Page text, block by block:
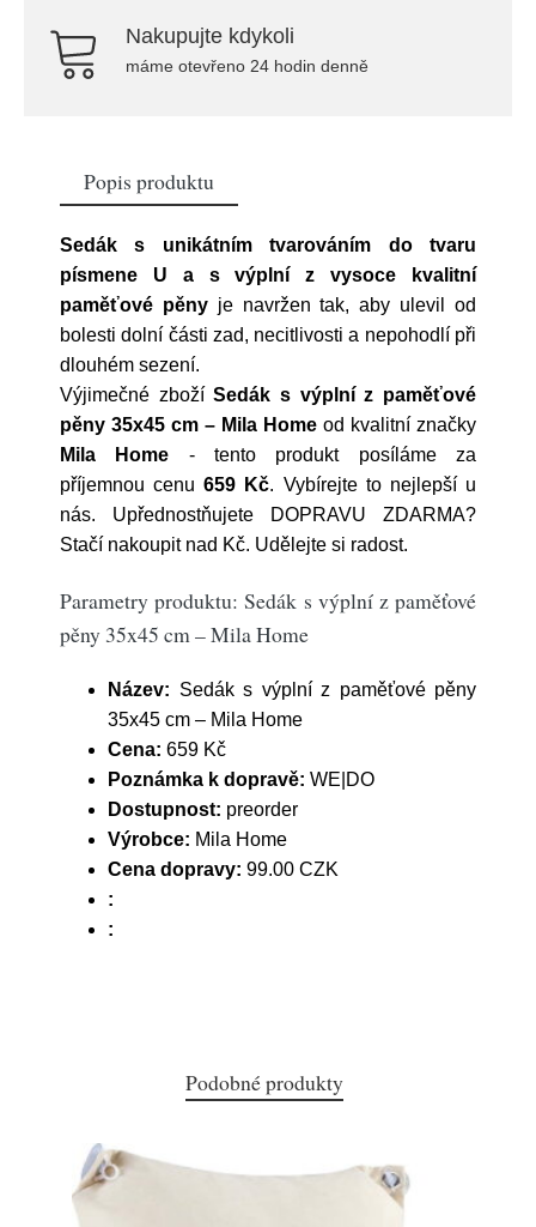
Nakupujte kdykoli
máme otevřeno 24 hodin denně
Popis produktu
Sedák s unikátním tvarováním do tvaru
písmene U a s výplní z vysoce kvalitní
paměťové pěnyje navržen tak, aby ulevil od
bolesti dolní části zad, necitlivosti a nepohodlí při
dlouhém sezení.
Výjimečné zbožíSedák s výplní z paměťové
pěny 35x45 cm – Mila Home od kvalitní značky
Mila Home - tento produkt posíláme za
příjemnou cenu659 Kč. Vybírejte to nejlepší u
nás. Upřednostňujete DOPRAVU ZDARMA?
Stačí nakoupit nad Kč. Udělejte si radost.
Parametry produktu: Sedák s výplní z paměťové
pěny 35x45 cm – Mila Home
Název: Sedák s výplní z paměťové pěny
35x45 cm – Mila Home
Cena: 659 Kč
Poznámka k dopravě: WE|DO
Dostupnost: preorder
Výrobce: Mila Home
Cena dopravy: 99.00 CZK
:
:
Podobné produkty